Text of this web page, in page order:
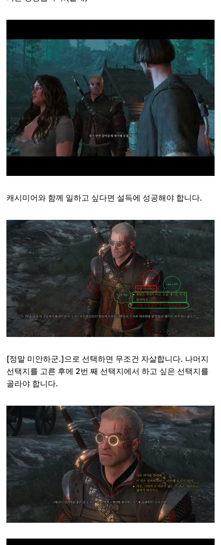
캐시미어와 함께 일하고 싶다면 설득에 성공해야 합니다.
[정말 미안하군.]으로 선택하면 무조건 자살합니다. 나머지
선택지를 고른 후에 2번 째 선택지에서 하고 싶은 선택지를
골라야 합니다.